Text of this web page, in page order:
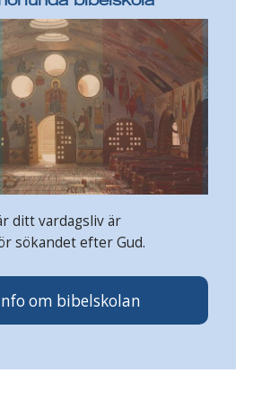
ditt vardagsliv är
sökandet efter Gud.
om bibelskolan